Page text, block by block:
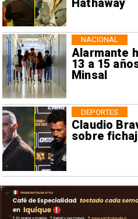
Hathaway
Alarmante
13 a 15
Minsal
NACIONAL
Claudio
sobre
DEPORTES